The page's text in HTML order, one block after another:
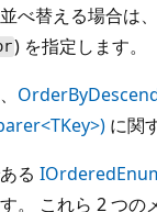
べ替える場合は、
) を指定します。
に関
る
。 これら 2 つの